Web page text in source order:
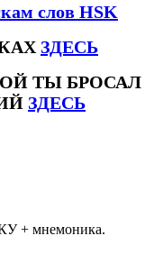
слов HSK
ЗДЕСЬ
ТЫ БРОСАЛ
ЗДЕСЬ
+ мнемоника.